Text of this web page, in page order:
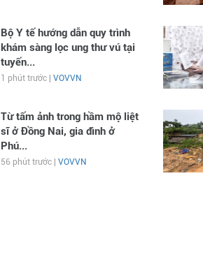
Bộ Y tế hướng dẫn quy trình
khám sàng lọc ung thư vú tại
tuyến...
1 phút trước | VOVVN
Từ tấm ảnh trong hầm mộ liệt
sĩ ở Đồng Nai, gia đình ở
Phú...
56 phút trước | VOVVN